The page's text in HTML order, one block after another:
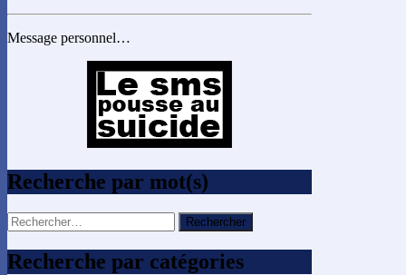
Message personnel…
Recherche par mot(s)
Rechercher :
Recherche par catégories